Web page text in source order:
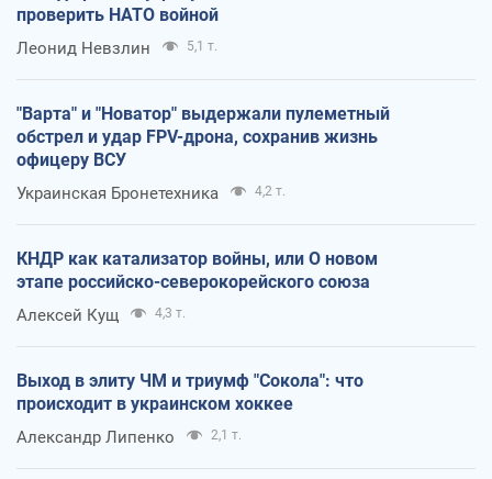
проверить НАТО войной
Леонид Невзлин 5,1 т.
"Варта" и "Новатор" выдержали пулеметный
обстрел и удар FPV-дрона, сохранив жизнь
офицеру ВСУ
Украинская Бронетехника 4,2 т.
КНДР как катализатор войны, или О новом
этапе российско-северокорейского союза
Алексей Кущ 4,3 т.
Выход в элиту ЧМ и триумф "Сокола": что
происходит в украинском хоккее
Александр Липенко 2,1 т.